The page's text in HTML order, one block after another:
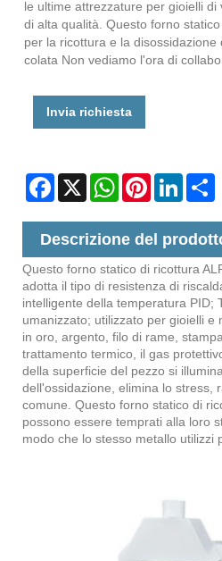
le ultime attrezzature per gioielli
di alta qualità. Questo forno
per la ricottura e la
colata Non vediamo l'ora di
Invia richiesta
Facebook
X WhatsAppPinterest
Descrizione del
Questo forno statico di ricottura
adotta il tipo di resistenza di
intelligente della temperatura PID;
umanizzato; utilizzato per gioielli e
in oro, argento, filo di rame,
trattamento termico, il gas
della superficie del pezzo si
dell'ossidazione, elimina lo stress,
comune. Questo forno statico di
possono essere temprati alla loro
modo che lo stesso metallo utilizzi